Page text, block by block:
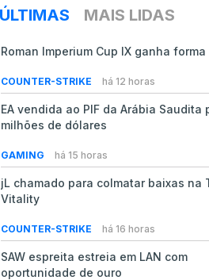
ÚLTIMAS MAIS LIDAS
Roman Imperium Cup IX ganha forma
COUNTER-STRIKE há 12 horas
EA vendida ao PIF da Arábia Saudita
milhões de dólares
GAMING há 15 horas
jL chamado para colmatar baixas na
Vitality
COUNTER-STRIKE há 16 horas
SAW espreita estreia em LAN com
oportunidade de ouro